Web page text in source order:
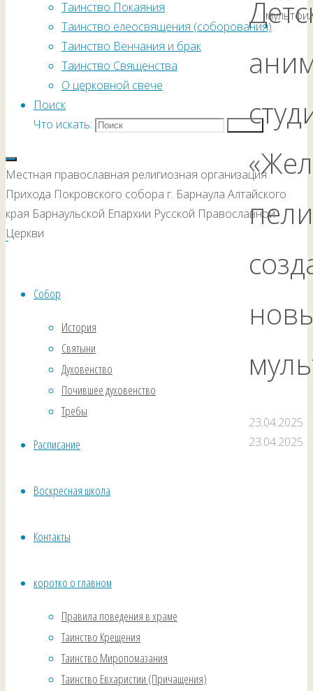
Таинство Покаяния
Таинство елеосвящения (соборования)
Таинство Венчания и брак
Таинство Священства
О церковной свече
Поиск
Что искать:
Поиск
Местная православная религиозная организация
Прихода Покровского собора г. Барнаула Алтайского
края Барнаульской Епархии Русской Православной
Церкви
Собор
История
Святыни
Духовенство
Почившее духовенство
Требы
Расписание
Воскресная школа
Контакты
коротко о главном
Правила поведения в храме
Таинство Крещения
Таинство Миропомазания
Таинство Евхаристии (Причащения)
23.04.2025
23.04.2025